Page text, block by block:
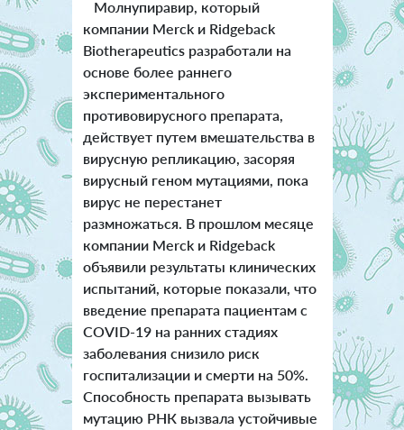
Молнупиравир, который
компании Merck и Ridgeback
Biotherapeutics разработали на
основе более раннего
экспериментального
противовирусного препарата,
действует путем вмешательства в
вирусную репликацию, засоряя
вирусный геном мутациями, пока
вирус не перестанет
размножаться. В прошлом месяце
компании Merck и Ridgeback
объявили результаты клинических
испытаний, которые показали, что
введение препарата пациентам с
COVID-19 на ранних стадиях
заболевания снизило риск
госпитализации и смерти на 50%.
Способность препарата вызывать
мутацию РНК вызвала устойчивые